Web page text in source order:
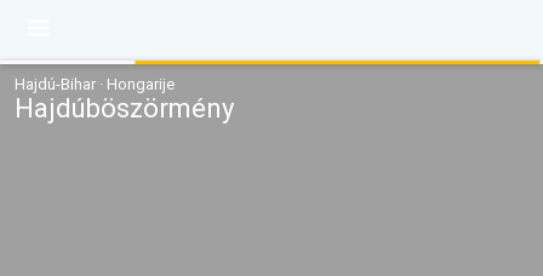
Hajdú-Bihar · Hongarije
Hajdúböszörmény